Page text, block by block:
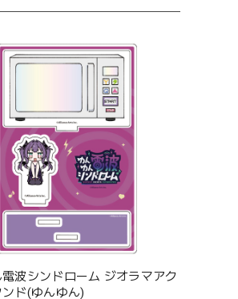
波シンドローム ジオラマアク
ド(ゆんゆん)